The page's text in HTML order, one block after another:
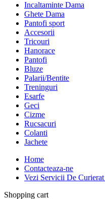
Incaltaminte Dama
Ghete Dama
Pantofi sport
Accesorii
Tricouri
Hanorace
Pantofi
Bluze
Palarii/Bentite
Treninguri
Esarfe
Geci
Cizme
Rucsacuri
Colanti
Jachete
Home
Contacteaza-ne
Vezi Servicii De
Shopping cart